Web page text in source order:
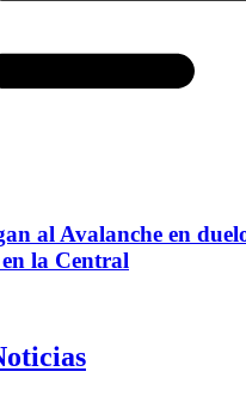
al Avalanche en
la Central